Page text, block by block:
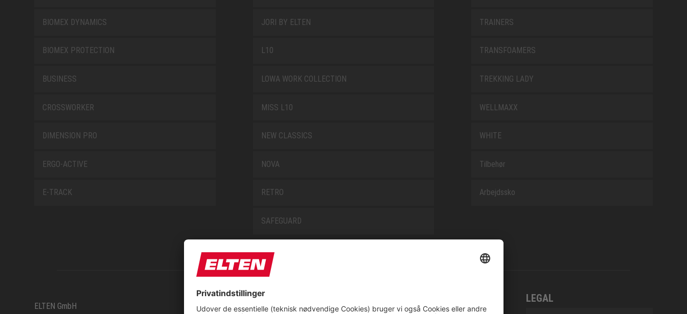
BIOMEX DYNAMICS
BIOMEX PROTECTION
BUSINESS
CROSSWORKER
DIMENSION PRO
ERGO-ACTIVE
E-TRACK
JORI BY ELTEN
L10
LOWA WORK COLLECTION
MISS L10
NEW CLASSICS
NOVA
RETRO
SAFEGUARD
TRAINERS
TRANSFOAMERS
TREKKING LADY
WELLMAXX
WHITE
Tilbehør
Arbejdssko
ELTEN GmbH
SERVICE LEGAL